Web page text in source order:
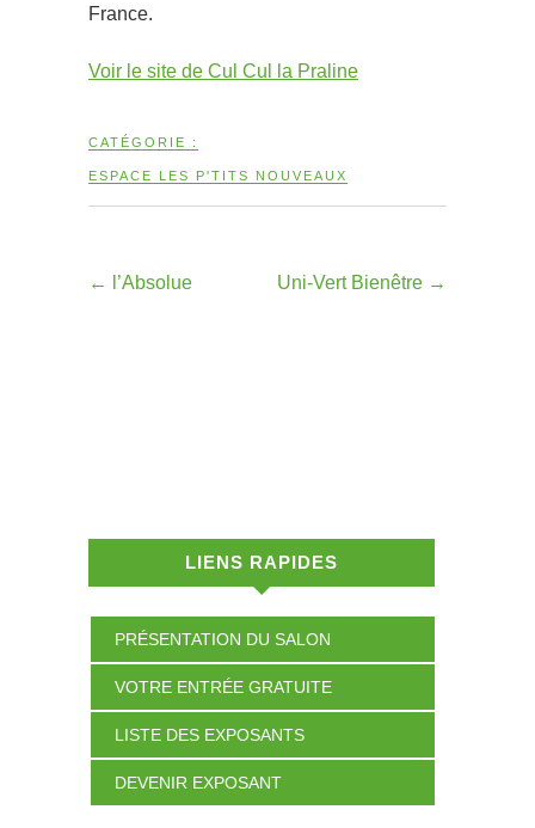
France.
Voir le site de Cul Cul la Praline
CATÉGORIE :
ESPACE LES P'TITS NOUVEAUX
← l’Absolue Uni-Vert Bienêtre →
LIENS RAPIDES
PRÉSENTATION DU SALON
VOTRE ENTRÉE GRATUITE
LISTE DES EXPOSANTS
DEVENIR EXPOSANT